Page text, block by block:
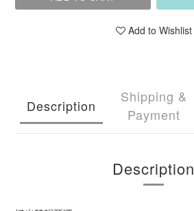
Add to Wishlist
Description
Shipping &
Payment
Description